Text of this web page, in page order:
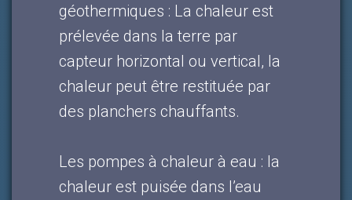
géothermiques : La chaleur est
prélevée dans la terre par
capteur horizontal ou vertical, la
chaleur peut être restituée par
des planchers chauffants.
Les pompes à chaleur à eau : la
chaleur est puisée dans l’eau